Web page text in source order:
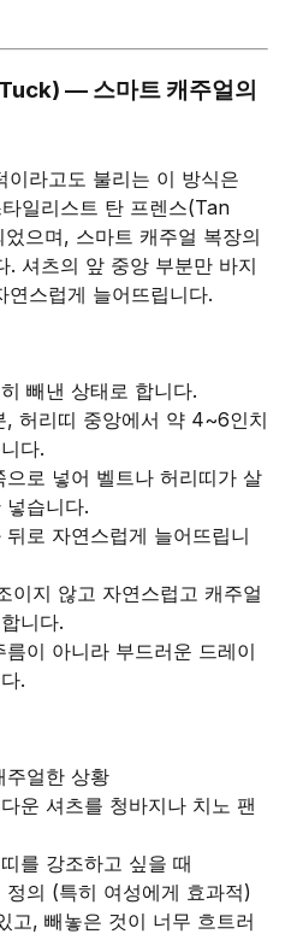
— 스마트 캐주얼의
이라고도 불리는 이 방식은
일리스트 탄 프렌스(Tan
으며, 스마트 캐주얼 복장의
. 셔츠의 앞 중앙 부분만 바지
스럽게 늘어뜨립니다.
빼낸 상태로 합니다.
, 허리띠 중앙에서 약 4~6인치
다.
로 넣어 벨트나 허리띠가 살
넣습니다.
로 자연스럽게 늘어뜨립니
이지 않고 자연스럽고 캐주얼
니다.
이 아니라 부드러운 드레이
.
주얼한 상황
운 셔츠를 청바지나 치노 팬
를 강조하고 싶을 때
의 (특히 여성에게 효과적)
고, 빼놓은 것이 너무 흐트러